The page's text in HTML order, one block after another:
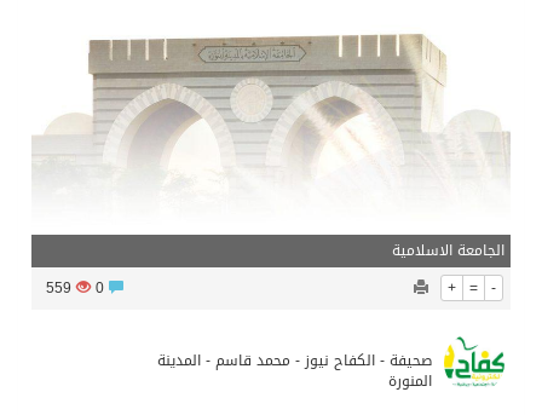
الجامعة الاسلامية
+ = -
559
صحيفة - الكفاح نيوز - محمد قاسم - المدينة
المنورة